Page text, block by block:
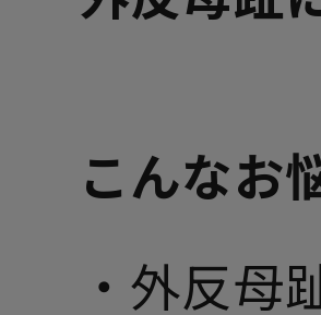
こんなお
・外反母